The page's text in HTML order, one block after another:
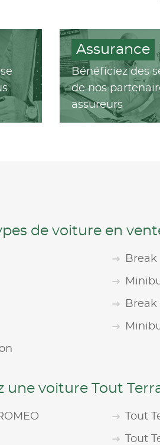
Assurance
Bénéficiez des
de nos
assureurs
de voiture en
Break
Break
une voiture Tout
Tout
Tout